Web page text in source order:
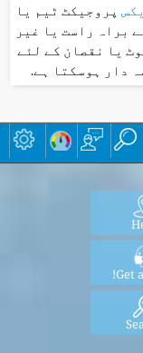
پروجیکٹ ٹیم یا
براہ راست یا غیر
یا نقصان کے لئے
دار ہوسکتا ہے.
Get